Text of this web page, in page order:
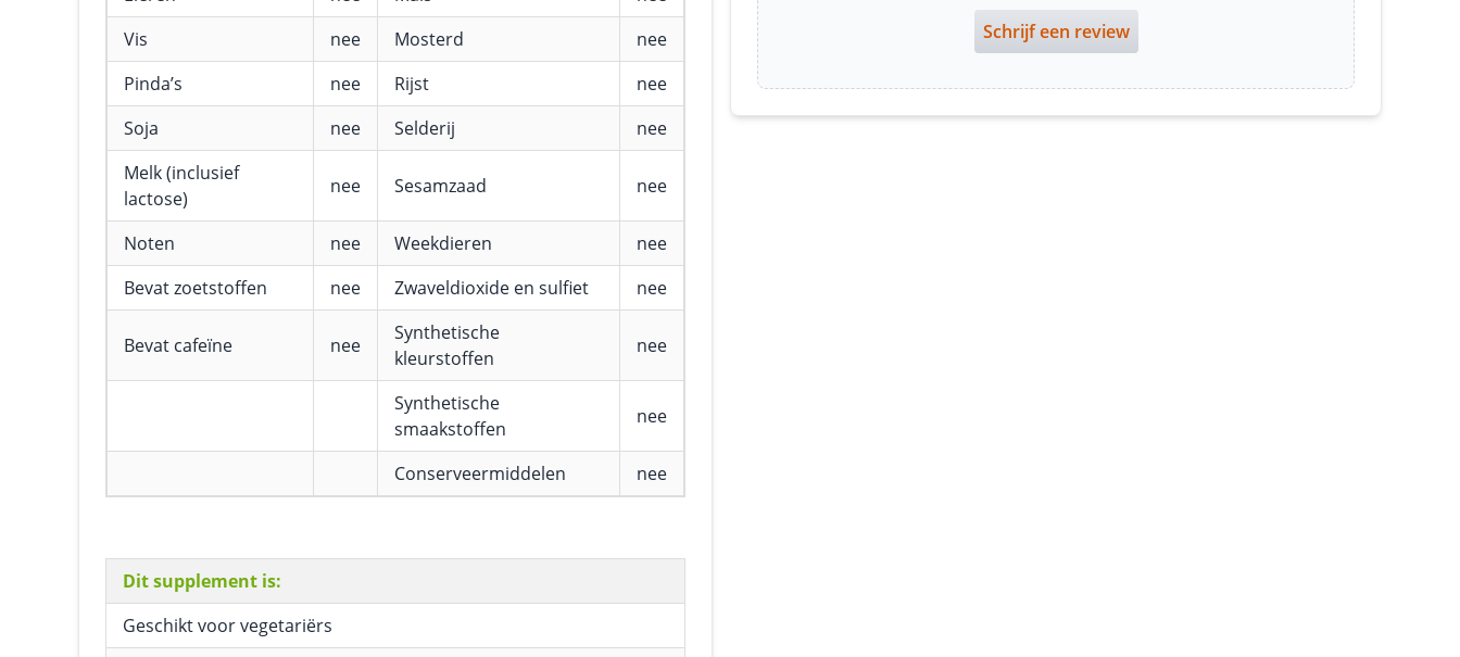
Vis
nee Mosterd
nee
Pinda’s
nee Rijst
nee
Soja
nee Selderij
nee
Melk (inclusief
lactose)
nee Sesamzaad nee
Noten nee Weekdieren
nee
Bevat zoetstoffen
nee Zwaveldioxide en sulfiet nee
Bevat cafeïne nee
Synthetische
kleurstoffen
nee
Synthetische
smaakstoffen
nee
Conserveermiddelen nee
Dit supplement is:
Geschikt voor vegetariërs
Schrijf een review